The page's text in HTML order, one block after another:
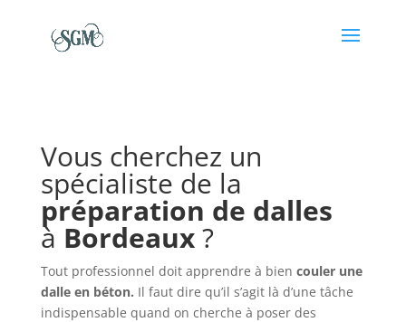
Vous cherchez un
spécialiste de la
préparation de dalles
à Bordeaux?
Tout professionnel doit apprendre à bien couler une
dalle en béton. Il faut dire qu’il s’agit là d’une tâche
indispensable quand on cherche à poser des